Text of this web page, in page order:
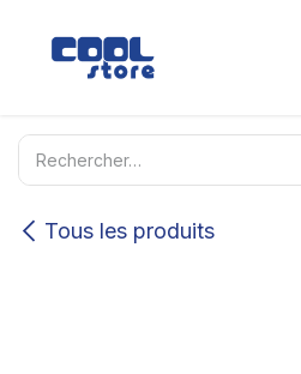
Tous les produits